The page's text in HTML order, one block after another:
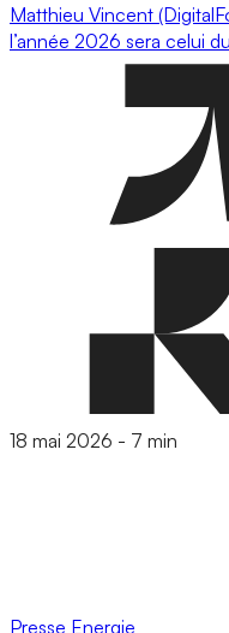
Matthieu Vincent
l’année 2026 sera celui
18 mai 2026 - 7 min
Presse Energie